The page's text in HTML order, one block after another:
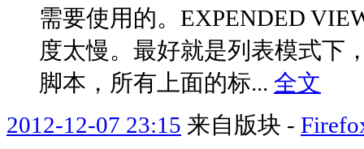
需要使用的。EXPENDED
度太慢。最好就是列表模式下
脚本，所有上面的标... 全文
2012-12-07 23:15 来自版块 -